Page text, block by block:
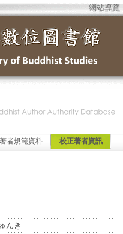
網站導覽
者規範資料 校正著者資訊
んき